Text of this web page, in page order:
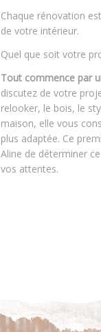
Chaque rénovation
de votre intérieur.
Quel que soit votre
Tout commence par
discutez de votre
relooker, le bois, le
maison, elle vous
plus adaptée. Ce
Aline de déterminer
vos attentes.